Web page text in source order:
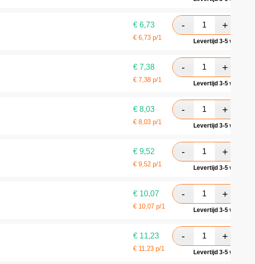
€ 6,73
€ 6,73 p/1 Levertijd 3-5
€ 7,38
€ 7,38 p/1 Levertijd 3-5
€ 8,03
€ 8,03 p/1 Levertijd 3-5
€ 9,52
€ 9,52 p/1 Levertijd 3-5
€ 10,07
€ 10,07 p/1 Levertijd 3-5
€ 11,23
€ 11,23 p/1 Levertijd 3-5